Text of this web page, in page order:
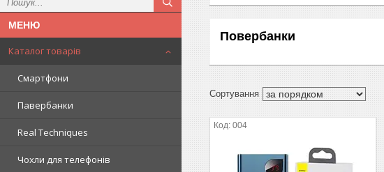
Каталог товарів
Смартфони
Павербанки
Real Techniques
Чохли для телефонів
Повербанки
004